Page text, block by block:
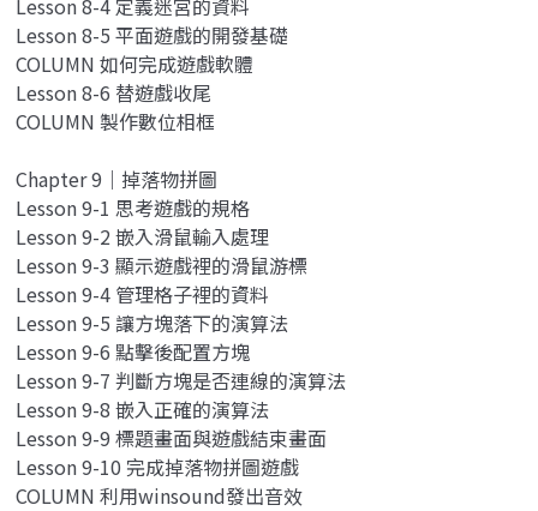
Lesson 8-5 平面遊戲的開發基礎
COLUMN 如何完成遊戲軟體
Lesson 8-6 替遊戲收尾
COLUMN 製作數位相框
Chapter 9｜掉落物拼圖
Lesson 9-1 思考遊戲的規格
Lesson 9-2 嵌入滑鼠輸入處理
Lesson 9-3 顯示遊戲裡的滑鼠游標
Lesson 9-4 管理格子裡的資料
Lesson 9-5 讓方塊落下的演算法
Lesson 9-6 點擊後配置方塊
Lesson 9-7 判斷方塊是否連線的演算法
Lesson 9-8 嵌入正確的演算法
Lesson 9-9 標題畫面與遊戲結束畫面
Lesson 9-10 完成掉落物拼圖遊戲
COLUMN 利用winsound發出音效